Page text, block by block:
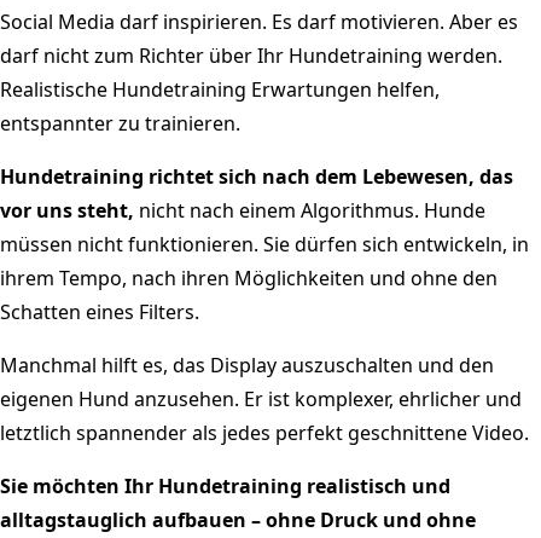
Social Media darf inspirieren. Es darf motivieren. Aber es
darf nicht zum Richter über Ihr Hundetraining werden.
Realistische Hundetraining Erwartungen helfen,
entspannter zu trainieren.
Hundetraining richtet sich nach dem Lebewesen, das
vor uns steht, nicht nach einem Algorithmus. Hunde
müssen nicht funktionieren. Sie dürfen sich entwickeln, in
ihrem Tempo, nach ihren Möglichkeiten und ohne den
Schatten eines Filters.
Manchmal hilft es, das Display auszuschalten und den
eigenen Hund anzusehen. Er ist komplexer, ehrlicher und
letztlich spannender als jedes perfekt geschnittene Video.
Sie möchten Ihr Hundetraining realistisch und
alltagstauglich aufbauen – ohne Druck und ohne